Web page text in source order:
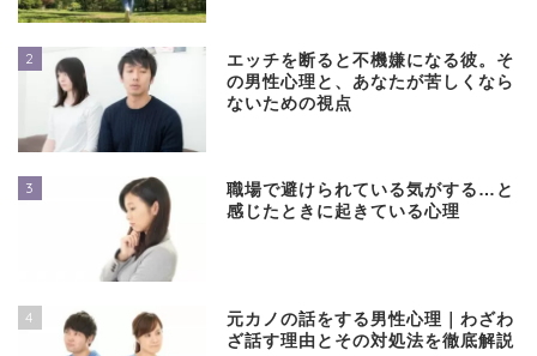
2
エッチを断ると不機嫌になる彼。そ
の男性心理と、あなたが苦しくなら
ないための視点
3
職場で避けられている気がする…と
感じたときに起きている心理
4
元カノの話をする男性心理｜わざわ
ざ話す理由とその対処法を徹底解説